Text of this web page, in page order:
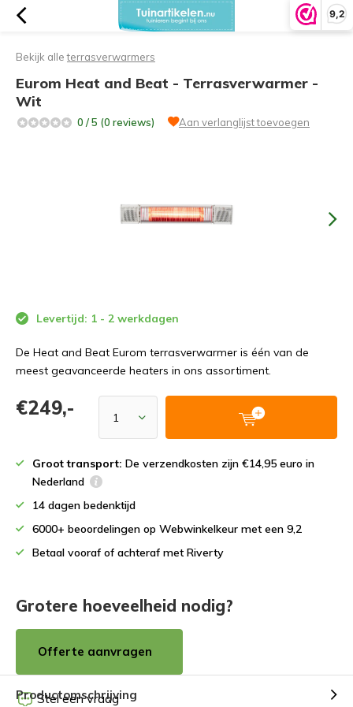
9,2
Bekijk alleterrasverwarmers
Eurom Heat and Beat - Terrasverwarmer -
Wit
0 / 5 (0 reviews) Aan verlanglijst toevoegen
Levertijd: 1 - 2 werkdagen
De Heat and Beat Eurom terrasverwarmer is één van de
meest geavanceerde heaters in ons assortiment.
€249,-
Groot transport: De verzendkosten zijn €14,95 euro in
Nederland
14 dagen bedenktijd
6000+ beoordelingen op Webwinkelkeur met een 9,2
Betaal vooraf of achteraf met Riverty
Grotere hoeveelheid nodig?
Offerte aanvragen
Stel een vraag
Productomschrijving